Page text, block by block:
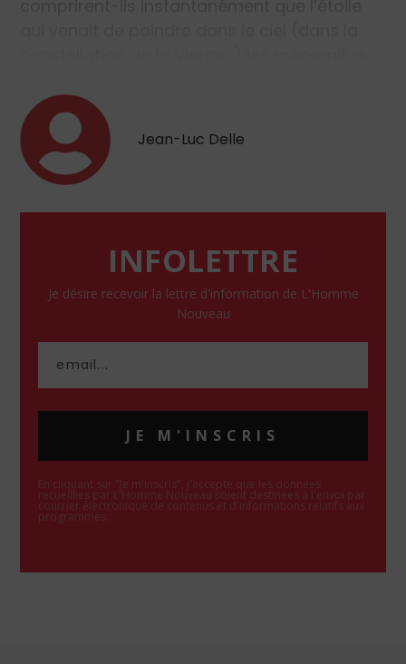
Jean-Luc Delle
INFOLETTRE
Je désire recevoir la lettre d'information de L'Homme
Nouveau
JE M'INSCRIS
En cliquant sur "Je m'inscris", j'accepte que les données
recueillies par L'Homme Nouveau soient destinées à l'envoi par
courrier électronique de contenus et d'informations relatifs aux
programmes.